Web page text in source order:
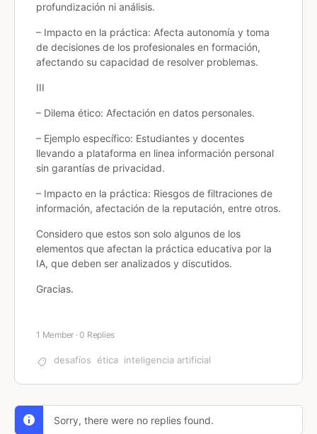
profundización ni análisis.
– Impacto en la práctica: Afecta autonomía y toma
de decisiones de los profesionales en formación,
afectando su capacidad de resolver problemas.
III
– Dilema ético: Afectación en datos personales.
– Ejemplo específico: Estudiantes y docentes
llevando a plataforma en linea información personal
sin garantías de privacidad.
– Impacto en la práctica: Riesgos de filtraciones de
información, afectación de la reputación, entre otros.
Considero que estos son solo algunos de los
elementos que afectan la práctica educativa por la
IA, que deben ser analizados y discutidos.
Gracias.
1 Member ·0 Replies
desafíos ética inteligencia artificial
Sorry, there were no replies found.